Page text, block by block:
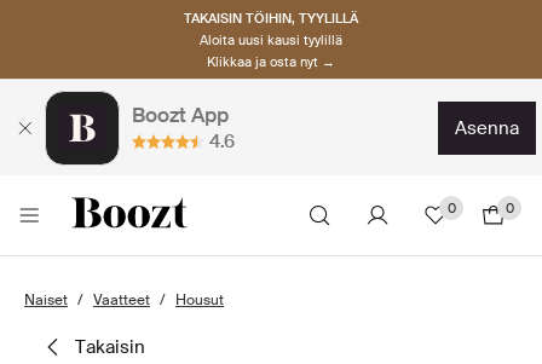
TAKAISIN TÖIHIN, TYYLILLÄ
Aloita uusi kausi tyylillä
Klikkaa ja osta nyt →
Boozt App
4.6
asenna
0 0
Naiset Vaatteet Housut
takaisin